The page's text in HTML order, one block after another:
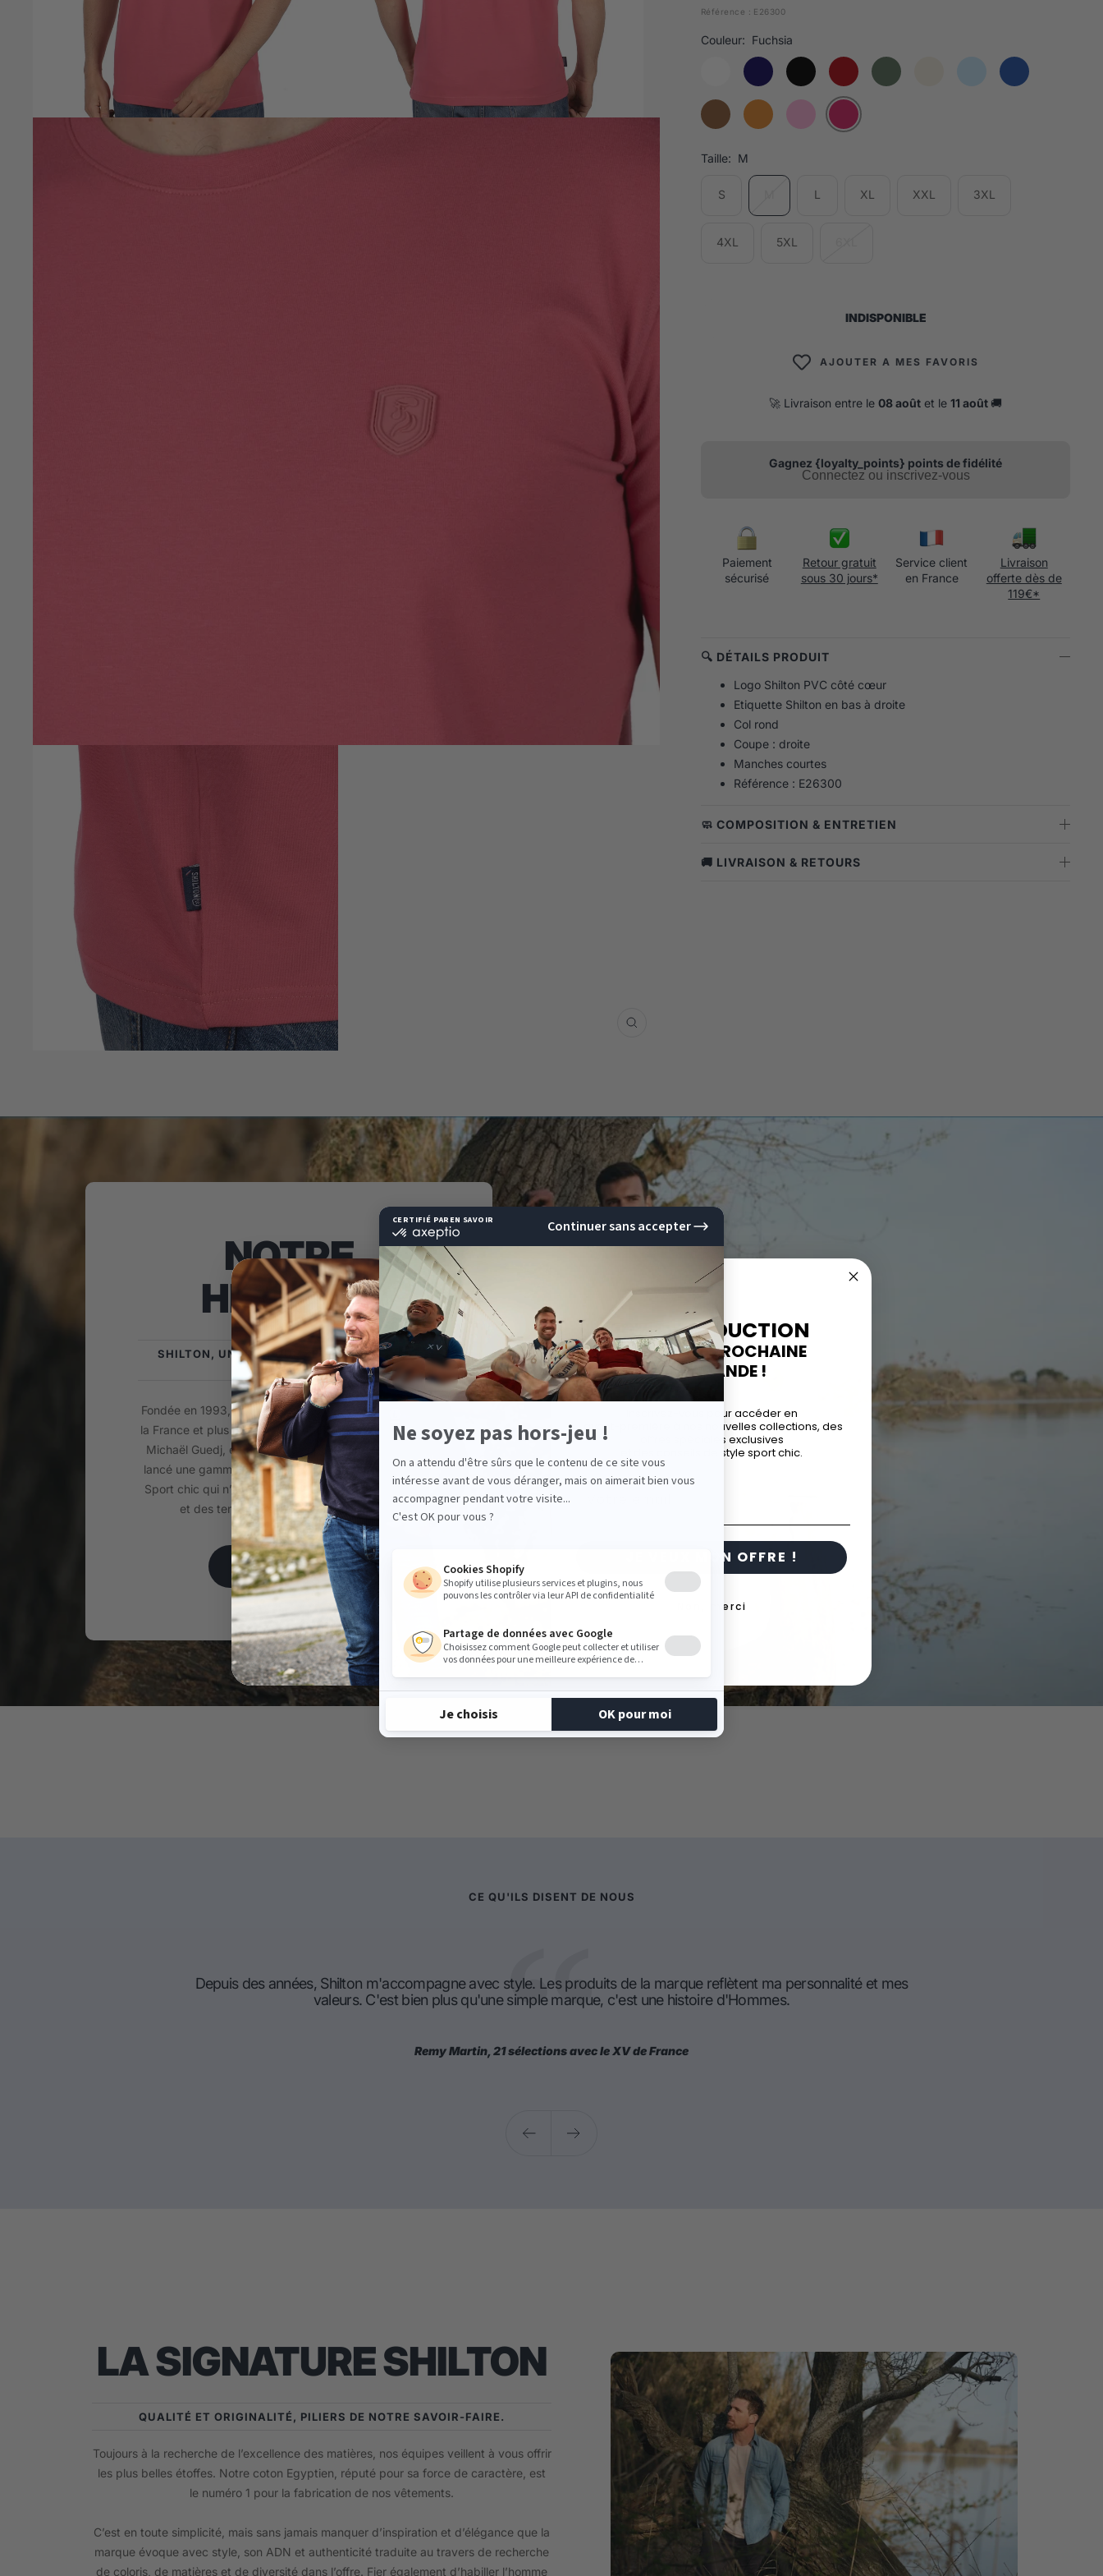
Zoom
Référence : E26300
Couleur: Fuchsia
Taille: M
S L XL XXL 3XL
4XL 5XL
INDISPONIBLE
AJOUTER A MES FAVORIS
🚀 Livraison entre le 08 août et le 11 août 🚚
Gagnez {loyalty_points} points de fidélité
Connectez ou inscrivez-vous
Paiement
sécurisé
Retour gratuit
sous 30 jours*
Service client
en France
Livraison
offerte dès de
119€*
🔍 DÉTAILS PRODUIT
Logo Shilton PVC côté cœur
Etiquette Shilton en bas à droite
Col rond
Coupe : droite
Manches courtes
Référence : E26300
🧼 COMPOSITION & ENTRETIEN
🚚 LIVRAISON & RETOURS
NOTRE
HISTOIRE
SHILTON, UNE MARQUE SPORTSWEAR BIEN
FRANÇAISE !
Fondée en 1993, la Marque Shilton est issue du Sud de
la France et plus précisément du Biterrois. Son créateur
Michaël Guedj, enfant du pays passionné de sports a
lancé une gamme de Prêt-à-porter Masculine orientée
Sport chic qui n’a de cesse d’évoluer au gré du temps
et des tendances depuis plus de 25 ans.
EN SAVOIR PLUS
CE QU'ILS DISENT DE NOUS
Depuis des années, Shilton m'accompagne avec style. Les produits de la marque reflètent ma personnalité et mes
valeurs. C'est bien plus qu'une simple marque, c'est une histoire d'Hommes.
Remy Martin, 21 sélections avec le XV de France
PrécédentSuivant
LA SIGNATURE SHILTON
QUALITÉ ET ORIGINALITÉ, PILIERS DE NOTRE SAVOIR-FAIRE.
Toujours à la recherche de l’excellence des matières, nos équipes veillent à vous offrir
les plus belles étoffes. Notre coton Egyptien, réputé pour sa force de caractère, est
le numéro 1 pour la fabrication de nos vêtements.
C’est en toute simplicité, mais sans jamais manquer d’inspiration et d’élégance que la
marque évoque avec style, son ADN et authenticité traduite au travers de recherche
de coloris, de matières et de diversité dans l’offre. Fier également d’habiller l’homme
10%DE RÉDUCTION
SUR VOTRE PROCHAINE
COMMANDE !
Inscrivez-vous pour accéder en
avant-première à nos nouvelles collections, des
offres spéciales exclusives
et des conseils de style sport chic.
JE VEUX MON OFFRE !
Non, merci